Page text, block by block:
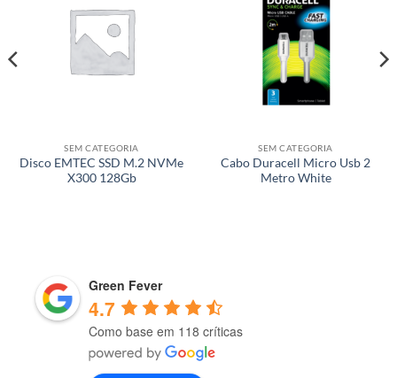
SEM CATEGORIA
Disco EMTEC SSD M.2 NVMe
X300 128Gb
SEM CATEGORIA
Cabo Duracell Micro Usb 2
Metro White
Green Fever
4.7
Como base em 118 críticas